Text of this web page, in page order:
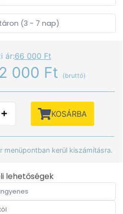
(3 - 7 nap)
ár:66 000 Ft
000 Ft (bruttó)
KOSÁRBA
menüpontban kerül kiszámításra.
lehetőségek